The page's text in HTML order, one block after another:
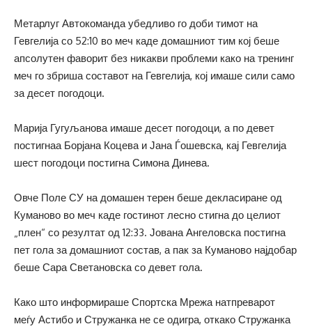
Метарлуг Автокоманда убедливо го доби тимот на
Гевгелија со 52:10 во меч каде домашниот тим кој беше
апсолутен фаворит без никакви проблеми како на тренинг
меч го збриша составот на Гевгелија, кој имаше сили само
за десет погодоци.
Марија Гугуљанова имаше десет погодоци, а по девет
постигнаа Борјана Коцева и Јана Ѓошевска, кај Гевгелија
шест погодоци постигна Симона Динева.
Овче Поле СУ на домашен терен беше декласиране од
Куманово во меч каде гостинот лесно стигна до целиот
„плен“ со резултат од 12:33. Јована Ангеловска постигна
пет гола за домашниот состав, а пак за Куманово најдобар
беше Сара Светановска со девет гола.
Како што информираше Спортска Мрежа натпреварот
меѓу Астибо и Стружанка не се одигра, откако Стружанка